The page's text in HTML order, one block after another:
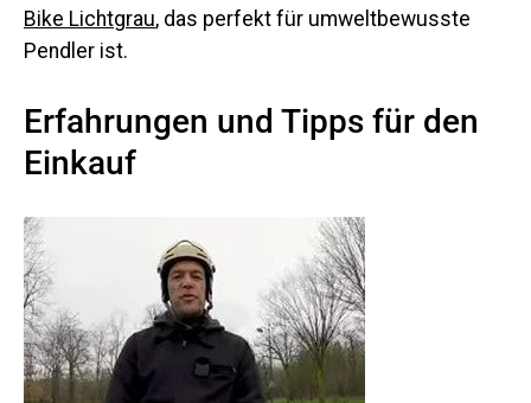
Bike Lichtgrau, das perfekt für umweltbewusste
Pendler ist.
Erfahrungen und Tipps für den
Einkauf